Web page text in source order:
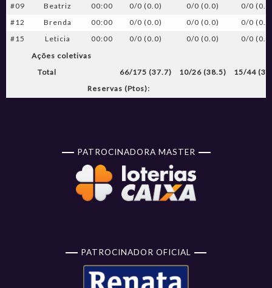
#09
Beatriz 00:00 0/0 (0.0) 0/0 (0.0)
0/0
#12
Brenda 00:00 0/0 (0.0) 0/0 (0.0)
0/0
#15
Leticia 00:00 0/0 (0.0) 0/0 (0.0)
0/0
Ações coletivas
Total
66/175 (37.7) 10/26 (38.5)
15/44
Reservas (Ptos):
PATROCINADORA MASTER
PATROCINADOR OFICIAL